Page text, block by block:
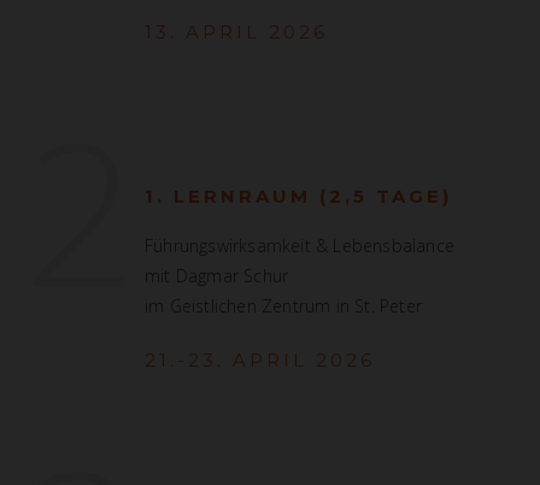
13. APRIL 2026
1. LERNRAUM (2,5 TAGE)
Führungswirksamkeit & Lebensbalance
mit Dagmar Schur
im Geistlichen Zentrum in St. Peter
21.-23. APRIL 2026